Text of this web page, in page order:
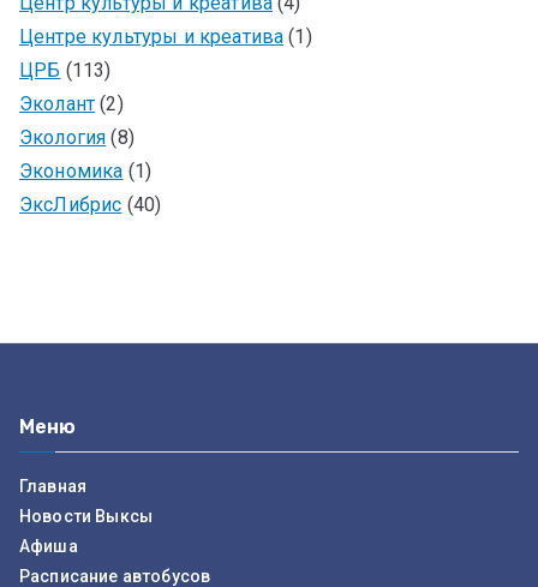
Центре культуры и креатива (1)
ЦРБ (113)
Эколант (2)
Экология (8)
Экономика (1)
ЭксЛибрис (40)
Меню
Главная
Новости Выксы
Афиша
Расписание автобусов